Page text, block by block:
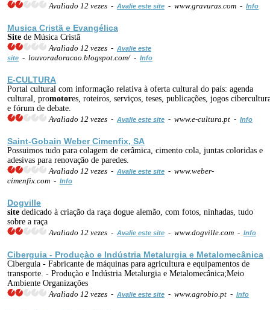
Avaliado 12 vezes - Avalie este site - www.gravuras.com - Info
Musica Cristã e Evangélica
Site de Música Cristã
Avaliado 12 vezes - Avalie este
site - louvoradoracao.blogspot.com/ - Info
E-CULTURA
Portal cultural com informação relativa à oferta cultural do país: agenda
cultural, promotores, roteiros, serviços, teses, publicações, jogos
e fórum de debate.
Avaliado 12 vezes - Avalie este site - www.e-cultura.pt - Info
Saint-Gobain Weber Cimenfix, SA
Possuimos tudo para colagem de cerâmica, cimento cola, juntas coloridas e
adesivas para renovação de paredes.
Avaliado 12 vezes - Avalie este site - www.weber-
cimenfix.com - Info
Dogville
site dedicado à criação da raça dogue alemão, com fotos, ninhadas, tudo
sobre a raça
Avaliado 12 vezes - Avalie este site - www.dogville.com - Info
Ciberguia - Produçào e Indústria Metalurgia e Metalomecânica
Ciberguia - Fabricante de máquinas para agricultura e equipamentos de
transporte. - Produçào e Indústria Metalurgia e Metalomecânica;Meio
Ambiente Organizações
Avaliado 12 vezes - Avalie este site - www.agrobio.pt - Info